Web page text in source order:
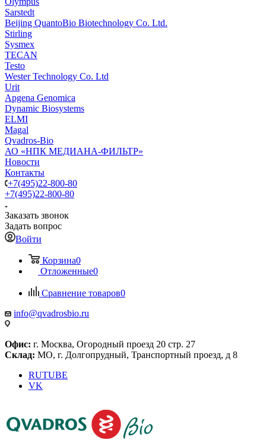
Sarstedt
Beijing QuantoBio Biotechnology Co. Ltd.
Stirling
Sysmex
TECAN
Testo
Wester Technology Co. Ltd
Urit
Apgena Genomica
Dynamic Biosystems
ELMI
Magal
Qvadros-Bio
АО «НПК МЕДИАНА-ФИЛЬТР»
Новости
Контакты
+7(495)22-800-80
+7(495)22-800-80
Заказать звонок
Задать вопрос
Войти
Корзина0
Отложенные0
Сравнение товаров0
info@qvadrosbio.ru
Офис: г. Москва, Огородный проезд 20 стр. 27
Склад: МО, г. Долгопрудный, Транспортный проезд, д 8
RUTUBE
VK